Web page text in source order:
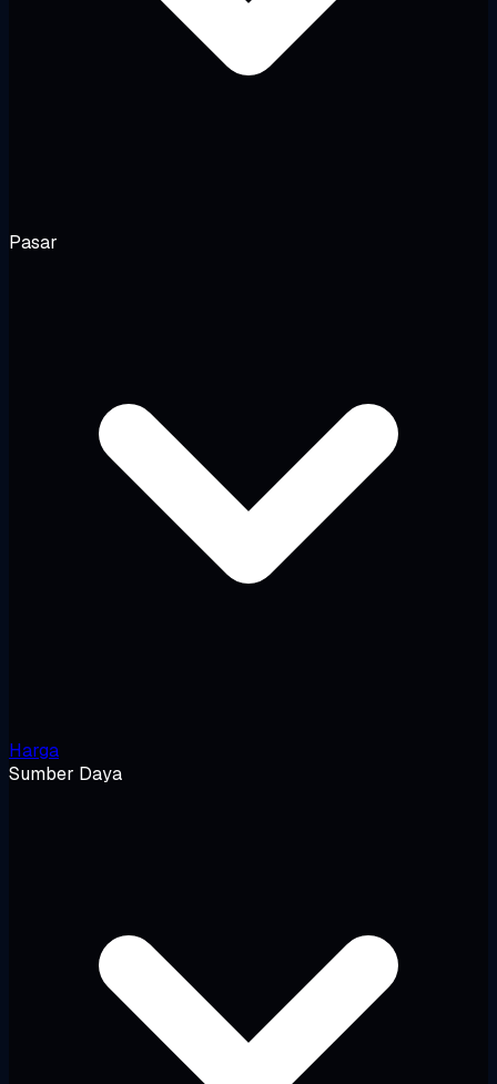
Pasar
Harga
Sumber Daya